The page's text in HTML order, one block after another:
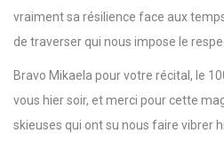
vraiment sa résilience face aux
de traverser qui nous impose le
Bravo Mikaela pour votre récital, le
vous hier soir, et merci pour cette
skieuses qui ont su nous faire vibrer